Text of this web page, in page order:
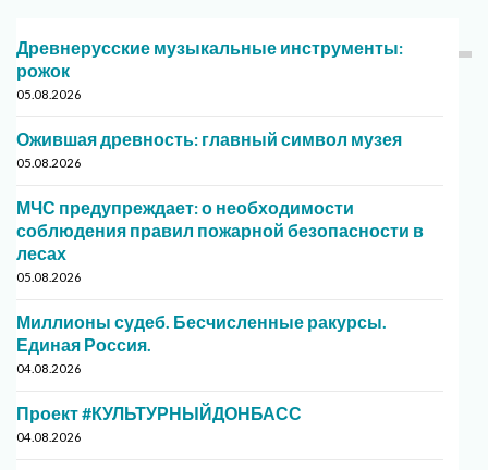
Древнерусские музыкальные инструменты:
рожок
05.08.2026
Ожившая древность: главный символ музея
05.08.2026
МЧС предупреждает: о необходимости
соблюдения правил пожарной безопасности в
лесах
05.08.2026
Миллионы судеб. Бесчисленные ракурсы.
Единая Россия.
04.08.2026
Проект #КУЛЬТУРНЫЙДОНБАСС
04.08.2026